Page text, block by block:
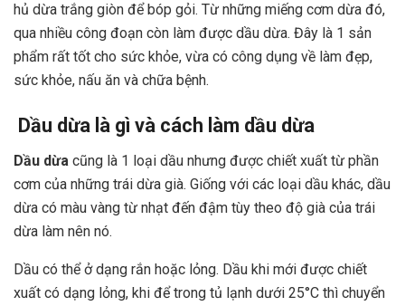
hủ dừa trắng giòn để bóp gỏi. Từ những miếng cơm dừa đó,
qua nhiều công đoạn còn làm được dầu dừa. Đây là 1 sản
phẩm rất tốt cho sức khỏe, vừa có công dụng về làm đẹp,
sức khỏe, nấu ăn và chữa bệnh.
Dầu dừa là gì và cách làm dầu dừa
Dầu dừa cũng là 1 loại dầu nhưng được chiết xuất từ phần
cơm của những trái dừa già. Giống với các loại dầu khác, dầu
dừa có màu vàng từ nhạt đến đậm tùy theo độ già của trái
dừa làm nên nó.
Dầu có thể ở dạng rắn hoặc lỏng. Dầu khi mới được chiết
xuất có dạng lỏng, khi để trong tủ lạnh dưới 25°C thì chuyển